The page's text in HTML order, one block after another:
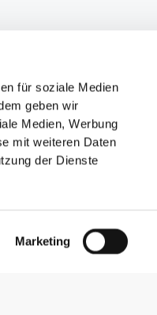
für soziale Medien
geben wir
Medien, Werbung
mit weiteren Daten
der Dienste
Marketing